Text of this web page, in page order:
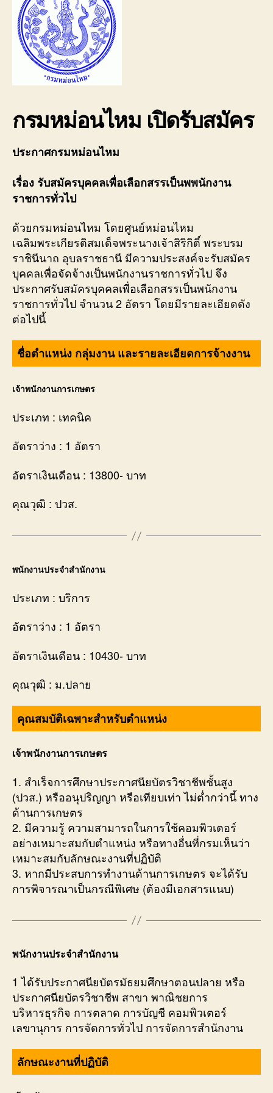
กรมหม่อนไหม เปิดรับสมัคร
ประกาศกรมหม่อนไหม
เรื่อง รับสมัครบุคคลเพื่อเลือกสรรเป็นพพนักงาน
ราชการทั่วไป
ด้วยกรมหม่อนไหม โดยศูนย์หม่อนไหม
เฉลิมพระเกียรติสมเด็จพระนางเจ้าสิริกิติ์ พระบรม
ราชินีนาถ อุบลราชธานี มีความประสงค์จะรับสมัคร
บุคคลเพื่อจัดจ้างเป็นพนักงานราชการทั่วไป จึง
ประกาศรับสมัครบุคคลเพื่อเลือกสรรเป็นพนักงาน
ราชการทั่วไป จำนวน 2 อัตรา โดยมีรายละเอียดดัง
ต่อไปนี้
ชื่อตำแหน่ง กลุ่มงาน และรายละเอียดการจ้างงาน
เจ้าพนักงานการเกษตร
ประเภท : เทคนิค
อัตราว่าง : 1 อัตรา
อัตราเงินเดือน : 13800- บาท
คุณวุฒิ : ปวส.
พนักงานประจำสำนักงาน
ประเภท : บริการ
อัตราว่าง : 1 อัตรา
อัตราเงินเดือน : 10430- บาท
คุณวุฒิ : ม.ปลาย
คุณสมบัติเฉพาะสำหรับตำแหน่ง
เจ้าพนักงานการเกษตร
1. สำเร็จการศึกษาประกาศนียบัตรวิชาชีพชั้นสูง
(ปวส.) หรืออนุปริญญา หรือเทียบเท่า ไม่ต่ำกว่านี้ ทาง
ด้านการเกษตร
2. มีความรู้ ความสามารถในการใช้คอมพิวเตอร์
อย่างเหมาะสมกับตำแหน่ง หรือทางอื่นที่กรมเห็นว่า
เหมาะสมกับลักษณะงานที่ปฏิบัติ
3. หากมีประสบการทำงานด้านการเกษตร จะได้รับ
การพิจารณาเป็นกรณีพิเศษ (ต้องมีเอกสารแนบ)
พนักงานประจำสำนักงาน
1 ได้รับประกาศนียบัตรมัธยมศึกษาตอนปลาย หรือ
ประกาศนียบัตรวิชาชีพ สาขา พาณิชยการ
บริหารธุรกิจ การตลาด การบัญชี คอมพิวเตอร์
เลขานุการ การจัดการทั่วไป การจัดการสำนักงาน
ลักษณะงานที่ปฏิบัติ